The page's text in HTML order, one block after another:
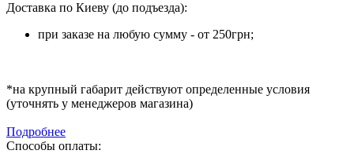
Доставка по Киеву (до подъезда):
при заказе на любую сумму - от 250грн;
*на крупный габарит действуют определенные условия
(уточнять у менеджеров магазина)
Подробнее
Способы оплаты: